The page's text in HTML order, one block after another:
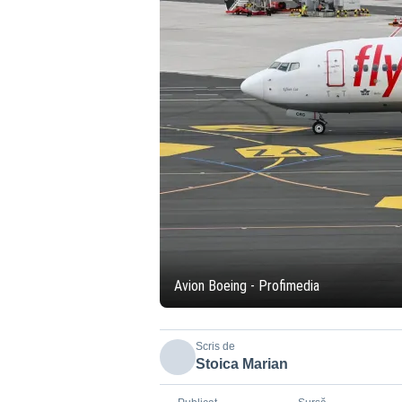
Avion Boeing - Profimedia
Scris de
Stoica Marian